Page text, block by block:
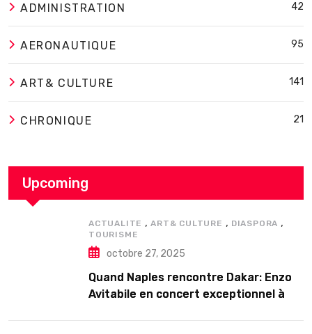
ADMINISTRATION 42
AERONAUTIQUE 95
ART& CULTURE 141
CHRONIQUE 21
Upcoming
ACTUALITE ,ART& CULTURE , DIASPORA ,
TOURISME
octobre 27, 2025
Quand Naples rencontre Dakar: Enzo
Avitabile en concert exceptionnel à